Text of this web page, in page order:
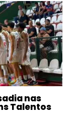
nas
Talentos